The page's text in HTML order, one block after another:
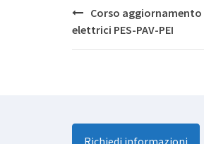
Post
navigation
Corso
elettrici PES-PAV-PEI
Richiedi informazioni